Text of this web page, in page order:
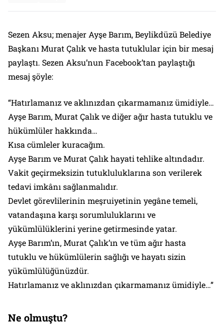
Sezen Aksu; menajer Ayşe Barım, Beylikdüzü Belediye
Başkanı Murat Çalık ve hasta tutuklular için bir mesaj
paylaştı. Sezen Aksu’nun Facebook’tan paylaştığı
mesaj şöyle:
“Hatırlamanız ve aklınızdan çıkarmamanız ümidiyle…
Ayşe Barım, Murat Çalık ve diğer ağır hasta tutuklu ve
hükümlüler hakkında…
Kısa cümleler kuracağım.
Ayşe Barım ve Murat Çalık hayati tehlike altındadır.
Vakit geçirmeksizin tutukluluklarına son verilerek
tedavi imkânı sağlanmalıdır.
Devlet görevlilerinin meşruiyetinin yegâne temeli,
vatandaşına karşı sorumluluklarını ve
yükümlülüklerini yerine getirmesinde yatar.
Ayşe Barım’ın, Murat Çalık’ın ve tüm ağır hasta
tutuklu ve hükümlülerin sağlığı ve hayatı sizin
yükümlülüğünüzdür.
Hatırlamanız ve aklınızdan çıkarmamanız ümidiyle…”
Ne olmuştu?